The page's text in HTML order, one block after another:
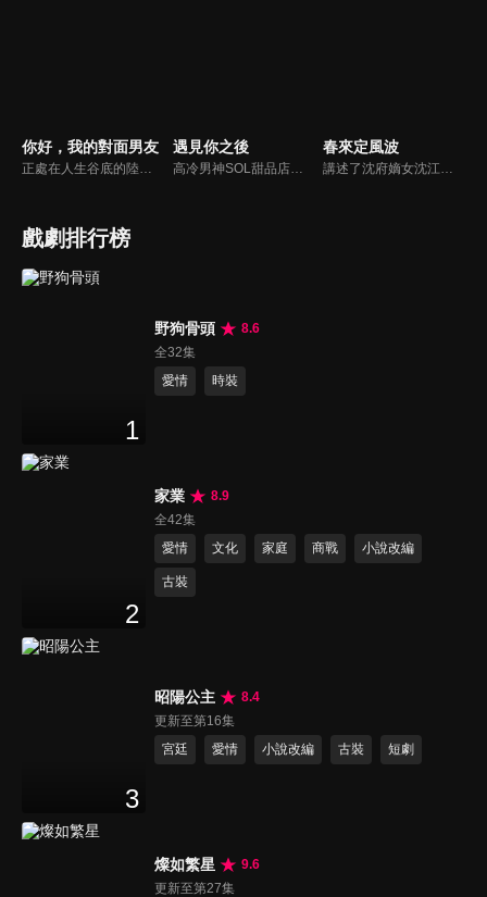
你好，我的對面男友
正處在人生谷底的陸紛紛，雖然擁有絕對味覺的天賦，同時懷抱著成為紅酒大師的夢想，卻只能做著一份超市紅酒促銷員的工作。機緣巧合下，她救下了安達集團總裁許明辰。一個意外的吻，兩人聯絡的命運之門從此開啟，陸紛紛的吻成為了許明辰返老還童怪病唯一的「解藥」...
遇見你之後
高冷男神SOL甜品店店長程慕邂逅元氣美食博主江思晗。原本毫無交集的二人因為甜品和萌娃睿睿，誤打誤撞開啟了一段一家三口的幸福生活。
春來定風波
講述了沈府嫡女沈江離至純至善，成婚夜被設計與二少主陸景明有夫妻之實，還遭陷害禁足祠堂。分娩遇難被救後兒子焱焱卻有頑疾，藥只有陸家有，沈江離為救子重回陸府。她打臉刁難者，揭開當年被陷害的陰謀，也解開與陸景明的誤會，焱焱則神助攻兩人破鏡重圓。
戲劇排行榜
1
野狗骨頭
8.6
全32集
愛情
時裝
2
家業
8.9
全42集
愛情
文化 家庭 商戰 小說改編
古裝
3
昭陽公主
8.4
更新至第16集
宮廷
愛情 小說改編 古裝 短劇
燦如繁星
9.6
更新至第27集